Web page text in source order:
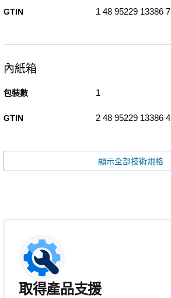
GTIN 1 48 95229 13386 7
內紙箱
包裝數 1
GTIN 2 48 95229 13386 4
顯示全部技術規格
取得產品支援